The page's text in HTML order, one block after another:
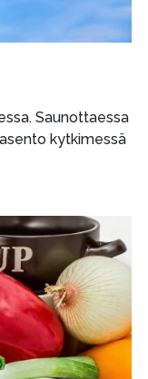
Saunottaessa
kytkimessä